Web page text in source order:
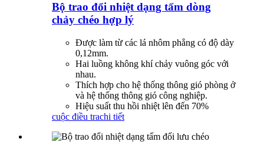
Bộ trao đổi nhiệt dạng tấm dòng
chảy chéo hợp lý
Được làm từ các lá nhôm phẳng có độ dày
0,12mm.
Hai luồng không khí chảy vuông góc với
nhau.
Thích hợp cho hệ thống thông gió phòng ở
và hệ thống thông gió công nghiệp.
Hiệu suất thu hồi nhiệt lên đến 70%
cuộc điều trachi tiết